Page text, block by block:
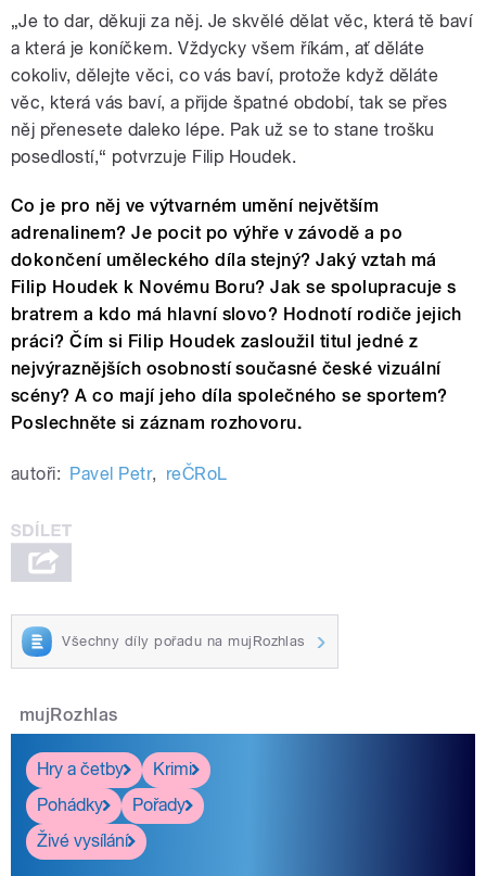
„Je to dar, děkuji za něj. Je skvělé dělat věc, která tě baví
a která je koníčkem. Vždycky všem říkám, ať děláte
cokoliv, dělejte věci, co vás baví, protože když děláte
věc, která vás baví, a přijde špatné období, tak se přes
něj přenesete daleko lépe. Pak už se to stane trošku
posedlostí,“ potvrzuje Filip Houdek.
Co je pro něj ve výtvarném umění největším
adrenalinem? Je pocit po výhře v závodě a po
dokončení uměleckého díla stejný? Jaký vztah má
Filip Houdek k Novému Boru? Jak se spolupracuje s
bratrem a kdo má hlavní slovo? Hodnotí rodiče jejich
práci? Čím si Filip Houdek zasloužil titul jedné z
nejvýraznějších osobností současné české vizuální
scény? A co mají jeho díla společného se sportem?
Poslechněte si záznam rozhovoru.
autoři: Pavel Petr, reČRoL
Všechny díly pořadu na mujRozhlas
mujRozhlas
Hry a četby
Krimi
Pohádky
Pořady
Živé vysílání